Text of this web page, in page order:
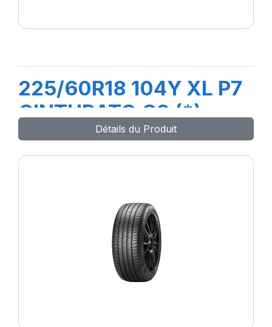
225/60R18 104Y XL P7
CINTURATO C2 (*)
Détails du Produit